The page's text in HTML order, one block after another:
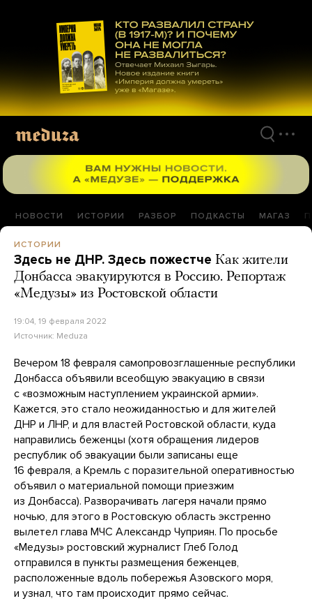
материалам
НОВОСТИ ИСТОРИИ РАЗБОР ПОДКАСТЫ МАГАЗ
ИСТОРИИ
Здесь не ДНР. Здесь пожестче Как жители
Донбасса эвакуируются в Россию. Репортаж
«Медузы» из Ростовской области
19:04, 19 февраля 2022
Источник: Meduza
Вечером 18 февраля самопровозглашенные республики
Донбасса объявили всеобщую эвакуацию в связи
с «возможным наступлением украинской армии».
Кажется, это стало неожиданностью и для жителей
ДНР и ЛНР, и для властей Ростовской области, куда
направились беженцы (хотя обращения лидеров
республик об эвакуации были записаны еще
16 февраля, а Кремль с поразительной оперативностью
объявил о материальной помощи приезжим
из Донбасса). Разворачивать лагеря начали прямо
ночью, для этого в Ростовскую область экстренно
вылетел глава МЧС Александр Чуприян. По просьбе
«Медузы» ростовский журналист Глеб Голод
отправился в пункты размещения беженцев,
расположенные вдоль побережья Азовского моря,
и узнал, что там происходит прямо сейчас.